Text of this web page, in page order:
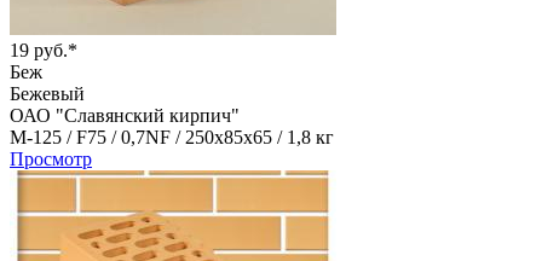
19 руб.*
Беж
Бежевый
ОАО "Славянский кирпич"
М-125 /F75 /0,7NF /250х85х65 / 1,8 кг
Просмотр